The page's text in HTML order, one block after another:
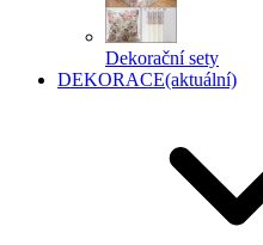
Dekorační sety
DEKORACE(aktuální)